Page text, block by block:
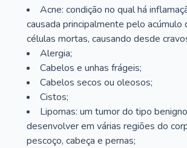
Acne: condição no qual há
causada principalmente pelo acúmulo
células mortas, causando desde
Alergia;
Cabelos e unhas frágeis;
Cabelos secos ou oleosos;
Cistos;
Lipomas: um tumor do tipo
desenvolver em várias regiões do
pescoço, cabeça e pernas;